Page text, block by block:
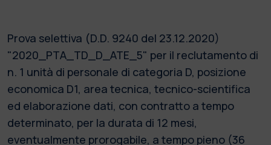
Prova selettiva (D.D. 9240 del 23.12.2020)
"2020_PTA_TD_D_ATE_5" per il reclutamento di
n. 1 unità di personale di categoria D, posizione
economica D1, area tecnica, tecnico-scientifica
ed elaborazione dati, con contratto a tempo
determinato, per la durata di 12 mesi,
eventualmente prorogabile, a tempo pieno (36